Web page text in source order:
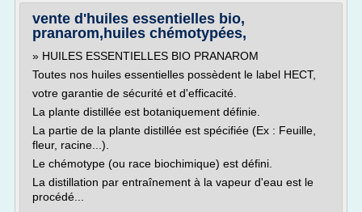
vente d'huiles essentielles bio,
pranarom,huiles chémotypées,
» HUILES ESSENTIELLES BIO PRANAROM
Toutes nos huiles essentielles possèdent le label HECT,
votre garantie de sécurité et d'efficacité.
La plante distillée est botaniquement définie.
La partie de la plante distillée est spécifiée (Ex : Feuille,
fleur, racine...).
Le chémotype (ou race biochimique) est défini.
La distillation par entraînement à la vapeur d'eau est le
procédé...